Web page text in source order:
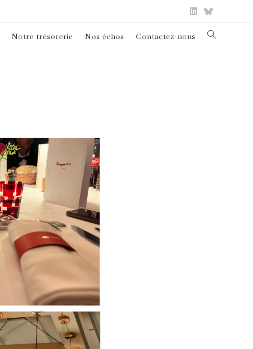
Notre trésorerie Nos échos Contactez-nous Toggle